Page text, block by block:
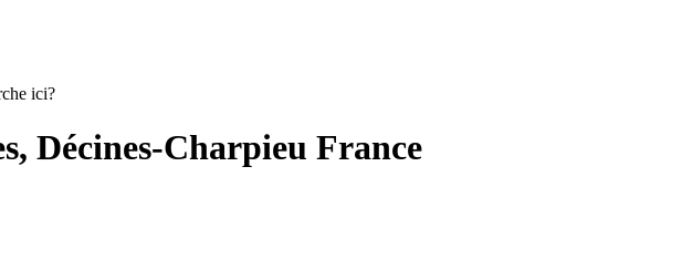
ici?
Décines-Charpieu France